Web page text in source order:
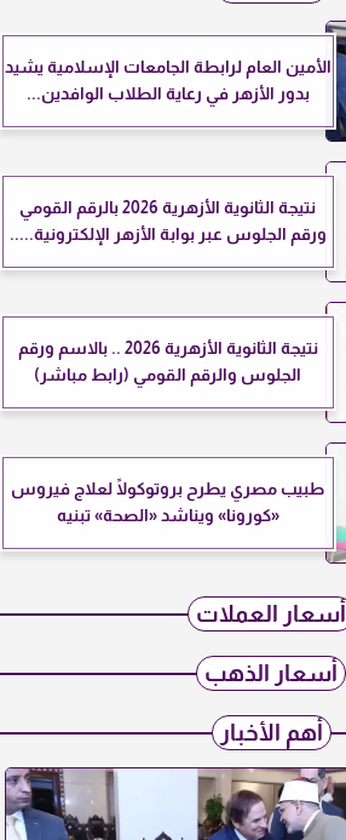
الأمين العام لرابطة الجامعات الإسلامية يشيد
بدور الأزهر في رعاية الطلاب الوافدين...
نتيجة الثانوية الأزهرية 2026 بالرقم القومي
ورقم الجلوس عبر بوابة الأزهر الإلكترونية.....
نتيجة الثانوية الأزهرية 2026 .. بالاسم ورقم
الجلوس والرقم القومي (رابط مباشر)
طبيب مصري يطرح بروتوكولًا لعلاج فيروس
«كورونا» ويناشد «الصحة» تبنيه
أسعار العملات
أسعار الذهب
أهم الأخبار